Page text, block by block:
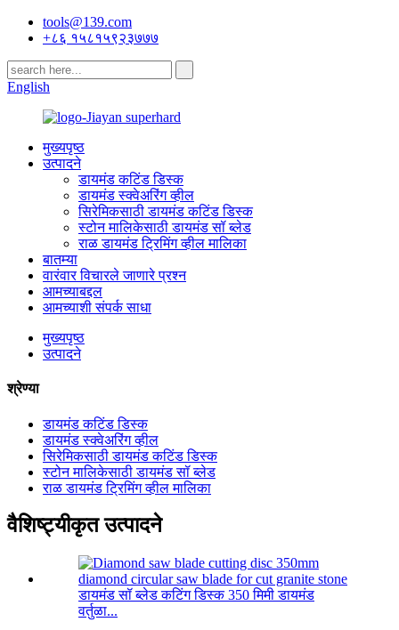
tools@139.com
+८६ १५८१५९२३७७७
English
मुख्यपृष्ठ
उत्पादने
डायमंड कटिंड डिस्क
डायमंड स्क्वेअरिंग व्हील
सिरेमिकसाठी डायमंड कटिंड डिस्क
स्टोन मालिकेसाठी डायमंड सॉ ब्लेड
राळ डायमंड ट्रिमिंग व्हील मालिका
बातम्या
वारंवार विचारले जाणारे प्रश्न
आमच्याबद्दल
आमच्याशी संपर्क साधा
मुख्यपृष्ठ
उत्पादने
श्रेण्या
डायमंड कटिंड डिस्क
डायमंड स्क्वेअरिंग व्हील
सिरेमिकसाठी डायमंड कटिंड डिस्क
स्टोन मालिकेसाठी डायमंड सॉ ब्लेड
राळ डायमंड ट्रिमिंग व्हील मालिका
वैशिष्ट्यीकृत उत्पादने
डायमंड सॉ ब्लेड कटिंग डिस्क 350 मिमी डायमंड
वर्तुळा...